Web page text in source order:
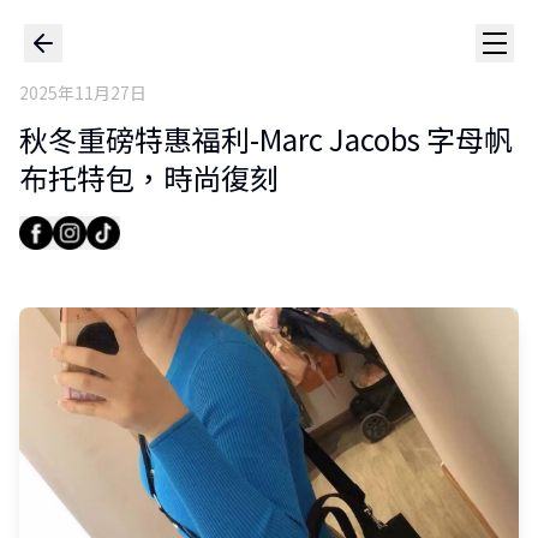
2025年11月27日
秋冬重磅特惠福利-Marc Jacobs 字母帆
布托特包，時尚復刻